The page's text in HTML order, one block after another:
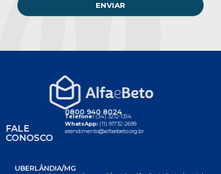
ENVIAR
FALE
CONOSCO
0800 940 8024
Telefone:(34) 3212-1314
WhatsApp: (11) 91732-2699
atendimento@alfaebeto.org.br
Av. Anel Viário Ayton Senna, S/n - Uberlândia-MG - Industrial